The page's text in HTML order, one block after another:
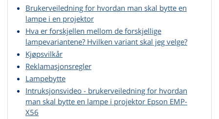
Brukerveiledning for hvordan man skal bytte en
lampe i en projektor
Hva er forskjellen mellom de forskjellige
lampevariantene? Hvilken variant skal jeg velge?
Kjøpsvilkår
Reklamasjonsregler
Lampebytte
Intruksjonsvideo - brukerveiledning for hvordan
man skal bytte en lampe i projektor Epson EMP-
X56